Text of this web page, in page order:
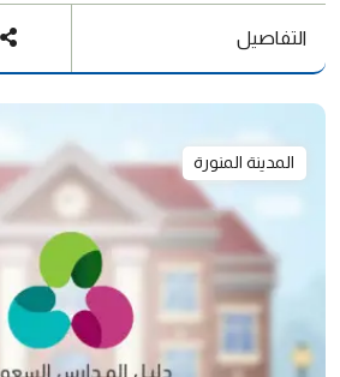
التفاصيل
المدينة المنورة